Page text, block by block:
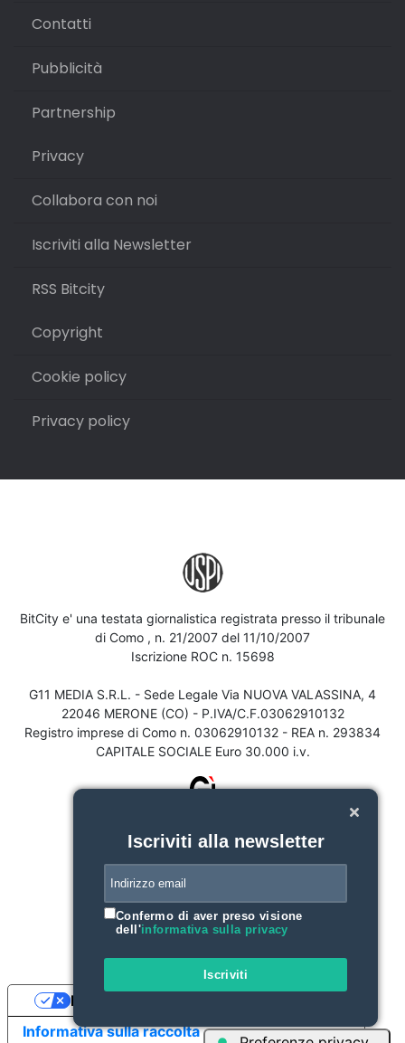
Contatti
Pubblicità
Partnership
Privacy
Collabora con noi
Iscriviti alla Newsletter
RSS Bitcity
Copyright
Cookie policy
Privacy policy
BitCity e' una testata giornalistica registrata presso il tribunale
di Como , n. 21/2007 del 11/10/2007
Iscrizione ROC n. 15698
G11 MEDIA S.R.L. - Sede Legale Via NUOVA VALASSINA, 4
22046 MERONE (CO) - P.IVA/C.F.03062910132
Registro imprese di Como n. 03062910132 - REA n. 293834
CAPITALE SOCIALE Euro 30.000 i.v.
Iscriviti alla newsletter
Confermo di aver preso visione
dell'informativa sulla privacy
Iscriviti
Informativa sulla raccolta
Le tue preferenze relative alla privacy